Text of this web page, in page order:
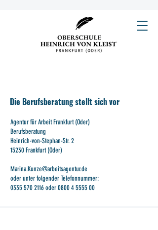
Die Berufsberatung stellt sich vor
Agentur für Arbeit Frankfurt (Oder)
Berufsberatung
Heinrich-von-Stephan-Str. 2
15230 Frankfurt (Oder)
Marina.Kunze@arbeitsagentur.de
oder unter folgender Telefonnummer:
0335 570 2116oder0800 4 5555 00